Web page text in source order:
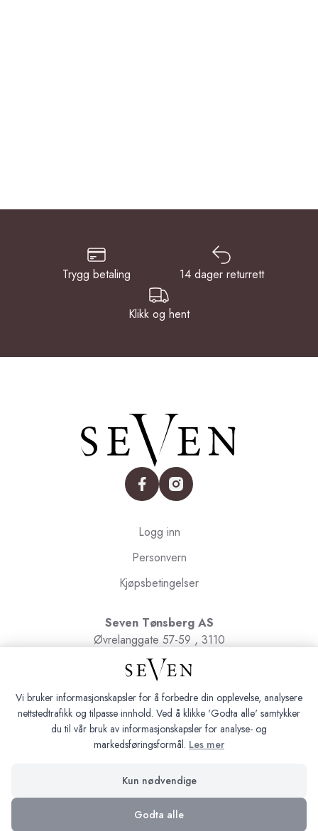
Trygg betaling 14 dager returrett
Klikk og hent
facebookinstagram
Logg inn
Personvern
Kjøpsbetingelser
Seven Tønsberg AS
Øvrelanggate 57-59 , 3110
Tønsberg
Org.nr. 991091580
Siden driftes avShoplabs
Vi bruker informasjonskapsler for å forbedre din opplevelse, analysere
nettstedtrafikk og tilpasse innhold. Ved å klikke 'Godta alle' samtykker
du til vår bruk av informasjonskapsler for analyse- og
markedsføringsformål. Les mer
Kun nødvendige
Godta alle